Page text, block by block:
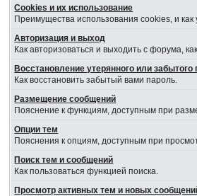
Cookies и их использование
Преимущества использования cookies, и
Авторизация и выход
Как авторизоваться и выходить с форума,
Восстановление утерянного или забытого
Как восстановить забытый вами пароль.
Размещение сообщений
Пояснение к функциям, доступным при
Опции тем
Пояснения к опциям, доступным при
Поиск тем и сообщений
Как пользоваться функцией поиска.
Просмотр активных тем и новых